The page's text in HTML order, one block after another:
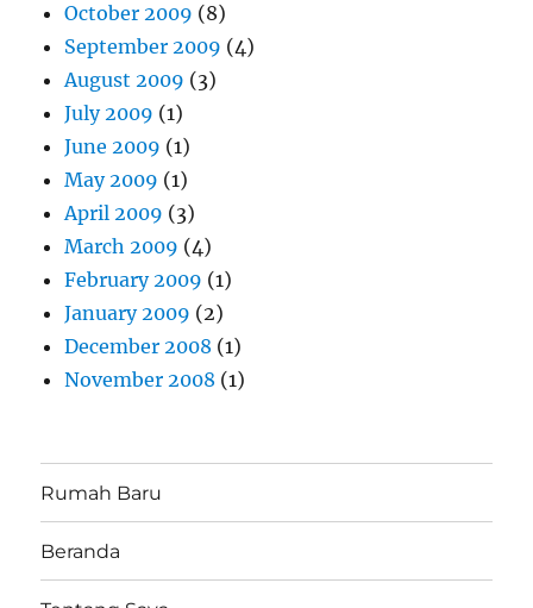
October 2009 (8)
September 2009 (4)
August 2009 (3)
July 2009 (1)
June 2009 (1)
May 2009 (1)
April 2009 (3)
March 2009 (4)
February 2009 (1)
January 2009 (2)
December 2008 (1)
November 2008 (1)
Rumah Baru
Beranda